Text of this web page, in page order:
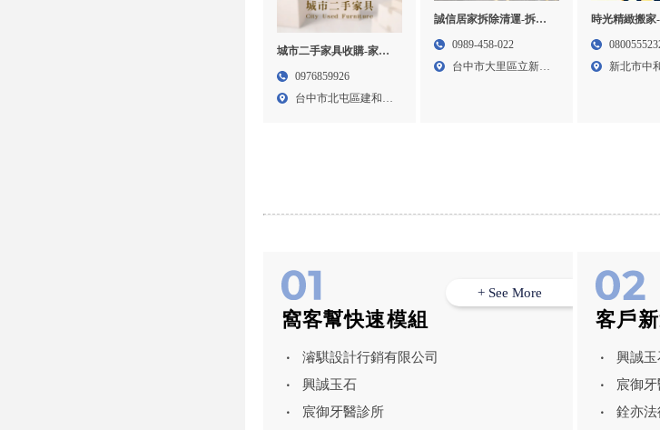
城市二手家具收購-家具
收購,家具清運,中古家具
家具清運,台中中古家具
0976859926
台中市北屯區建和路
誠信居家拆除清運-拆除
工程,台中拆除工程,大里
0989-458-022
台中市大里區立新街
時光精緻搬家
台北搬家公司,
新北市中
窩客幫快速模組
濬騏設計行銷有限公司
興誠玉石
宸御牙醫診所
+ See More
客戶
興誠玉
宸御
銓亦